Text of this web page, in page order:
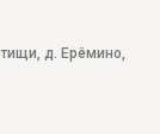
д. Ерёмино